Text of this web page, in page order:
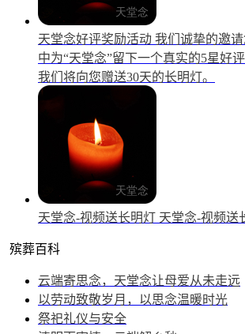
天堂念好评奖励活动 我们诚挚的邀
中为“天堂念”留下一个真实的5星好
我们将向您赠送30天的长明灯。
天堂念-视频送长明灯 天堂念-视频送
殡葬百科
云端寄思念，天堂念让母爱从未走远
以劳动致敬岁月，以思念温暖时光
祭祀礼仪与安全